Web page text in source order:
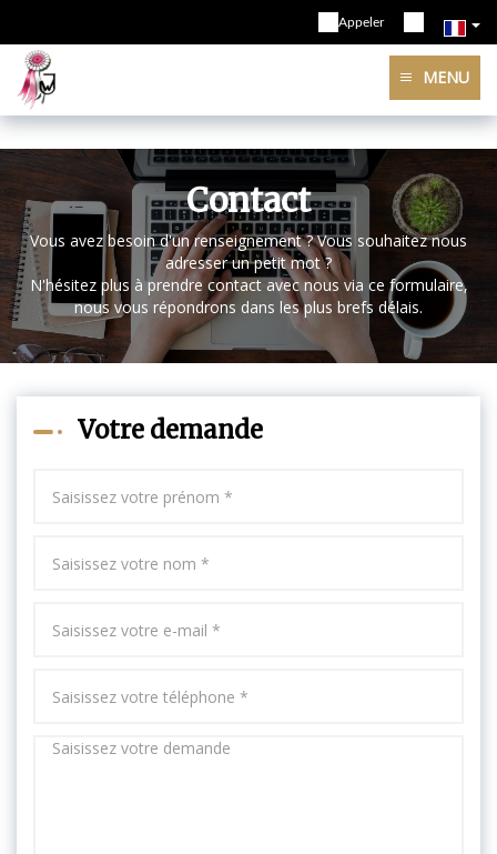
Appeler
MENU
Contact
Vous avez besoin d'un renseignement ? Vous souhaitez nous
adresser un petit mot ?
N'hésitez plus à prendre contact avec nous via ce formulaire,
nous vous répondrons dans les plus brefs délais.
Votre demande